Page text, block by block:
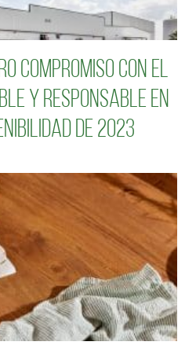
compromiso con el
y responsable en
de 2023